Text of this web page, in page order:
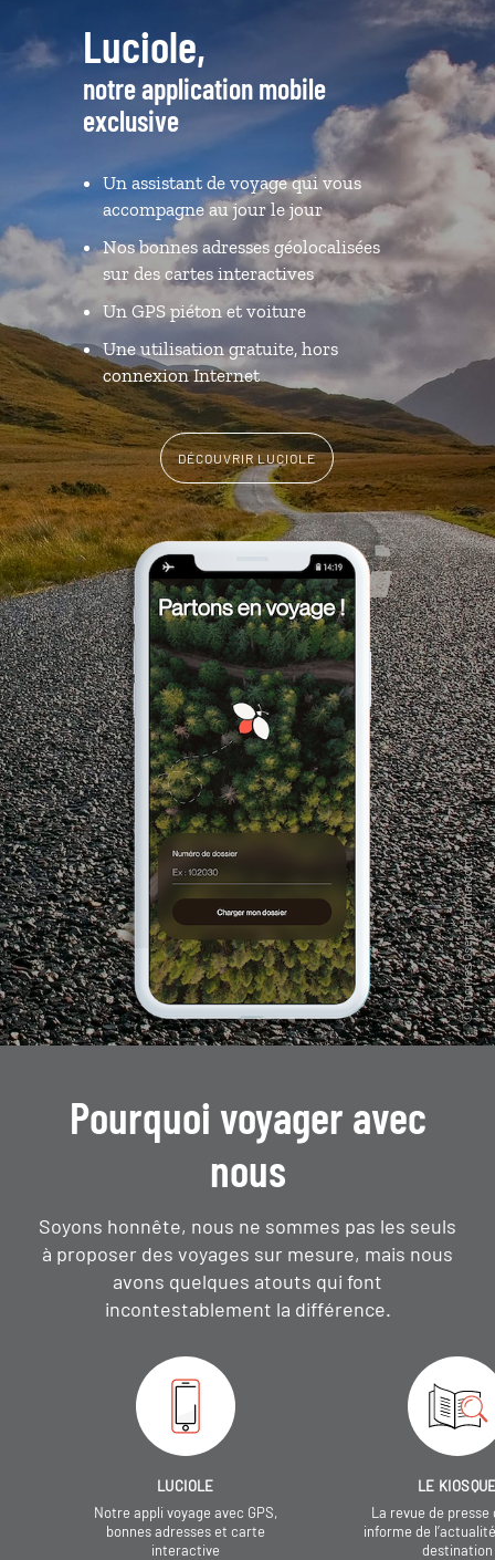
Luciole,
notre application mobile
exclusive
Un assistant de voyage qui vous
accompagne au jour le jour
Nos bonnes adresses géolocalisées
sur des cartes interactives
Un GPS piéton et voiture
Une utilisation gratuite, hors
connexion Internet
DÉCOUVRIR LUCIOLE
Pourquoi voyager avec
nous
Soyons honnête, nous ne sommes pas les seuls
à proposer des voyages sur mesure, mais nous
avons quelques atouts qui font
incontestablement la différence.
LUCIOLE
Notre appli voyage avec GPS,
bonnes adresses et carte
interactive
LE
La revue de presse
informe de
destination